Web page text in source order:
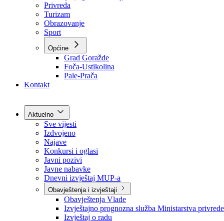
O kantonu
Simboli kantona (Grb, zastava)
Historija (digitalni muzej)
Privreda
Turizam
Obrazovanje
Sport
Općine
Kontakt
Aktuelno
Sve vijesti
Izdvojeno
Najave
Konkursi i oglasi
Javni pozivi
Javne nabavke
Dnevni izvještaj MUP-a
Obavještenja i izvještaji